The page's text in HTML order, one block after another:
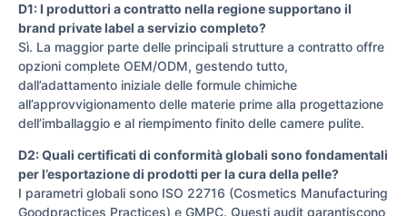
D1: I produttori a contratto nella regione supportano il
brand private label a servizio completo?
Sì. La maggior parte delle principali strutture a contratto offre
opzioni complete OEM/ODM, gestendo tutto,
dall’adattamento iniziale delle formule chimiche
all’approvvigionamento delle materie prime alla progettazione
dell’imballaggio e al riempimento finito delle camere pulite.
D2: Quali certificati di conformità globali sono fondamentali
per l’esportazione di prodotti per la cura della pelle?
I parametri globali sono ISO 22716 (Cosmetics Manufacturing
Goodpractices Practices) e GMPC. Questi audit garantiscono